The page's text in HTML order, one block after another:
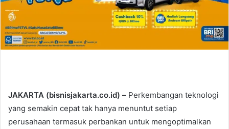
m
i
l
JAKARTA (bisnisjakarta.co.id) – Perkembangan teknologi
yang semakin cepat tak hanya menuntut setiap
perusahaan termasuk perbankan untuk mengoptimalkan